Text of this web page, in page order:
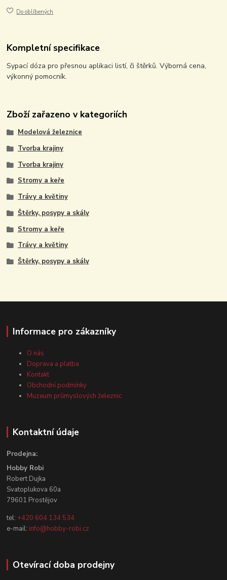
Do oblíbených
Kompletní specifikace
Sypací dóza pro přesnou aplikaci listí, či štěrků. Výborná cena,
výkonný pomocník.
Zboží zařazeno v kategoriích
Modelová železnice
Tvorba krajiny
Tvorba krajiny
Stromy a keře
Trávy a květiny
Štěrky, posypy a skály
Stromy a keře
Trávy a květiny
Štěrky, posypy a skály
Informace pro zákazníky
O nás
Doprava a platba
Kontakt
Obchodní podmínky
Muzeum průmyslových železnic
Kontaktní údaje
Prodejna:
Hobby Robi
Robert Dujka
Svatoplukova 60a
79601 Prostějov
tel: +420 604 134 534
e-mail: info@hobby-robi.cz
Otevírací doba prodejny